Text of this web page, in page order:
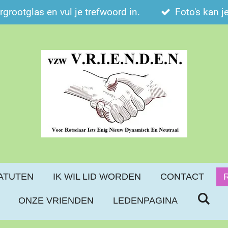
en vul je trefwoord in. Foto's kan
IK WIL LID WORDEN CONTACT
ONZE VRIENDEN LEDENPAGINA